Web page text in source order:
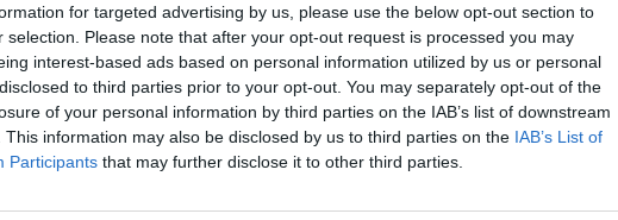
for targeted advertising by us, please use the below opt-out section to
selection. Please note that after your opt-out request is processed you may
interest-based ads based on personal information utilized by us or personal
to third parties prior to your opt-out. You may separately opt-out of the
of your personal information by third parties on the IAB’s list of downstream
This information may also be disclosed by us to third parties on the IAB’s List of
Participants that may further disclose it to other third parties.
Ainda não há joguinhos